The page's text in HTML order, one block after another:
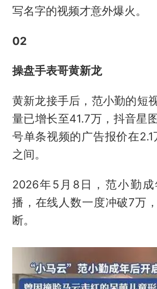
写名字的视频才意外爆火。
02
操盘手表哥黄新龙
黄新龙接手后，范小勤的短
量已增长至41.7万，抖音星
号单条视频的广告报价在
之间。
2026年5月8日，范小勤
播，在线人数一度冲破7万
断。